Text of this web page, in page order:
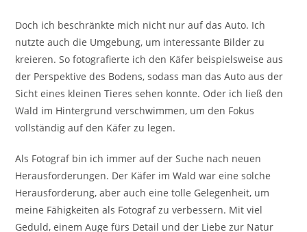
Doch ich beschränkte mich nicht nur auf das Auto. Ich
nutzte auch die Umgebung, um interessante Bilder zu
kreieren. So fotografierte ich den Käfer beispielsweise aus
der Perspektive des Bodens, sodass man das Auto aus der
Sicht eines kleinen Tieres sehen konnte. Oder ich ließ den
Wald im Hintergrund verschwimmen, um den Fokus
vollständig auf den Käfer zu legen.
Als Fotograf bin ich immer auf der Suche nach neuen
Herausforderungen. Der Käfer im Wald war eine solche
Herausforderung, aber auch eine tolle Gelegenheit, um
meine Fähigkeiten als Fotograf zu verbessern. Mit viel
Geduld, einem Auge fürs Detail und der Liebe zur Natur